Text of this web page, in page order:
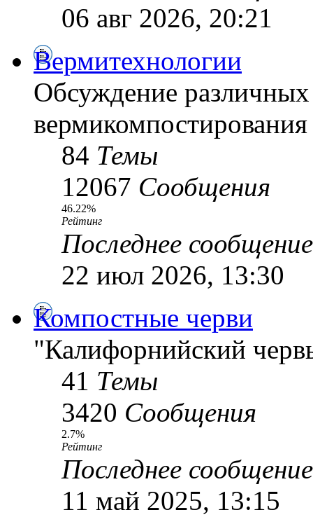
06 авг 2026, 20:21
Вермитехнологии
Обсуждение различных
вермикомпостирования
84 Темы
12067 Сообщения
46.22%
Рейтинг
Последнее сообщение
22 июл 2026, 13:30
Компостные черви
"Калифорнийский
41 Темы
3420 Сообщения
2.7%
Рейтинг
Последнее сообщение
11 май 2025, 13:15